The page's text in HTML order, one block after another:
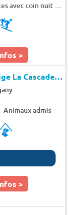
Appartement 2 pièces avec coin nuit 6 personnes
>
Résidence Prestige La Cascade de Vaujany
Animaux admis
>